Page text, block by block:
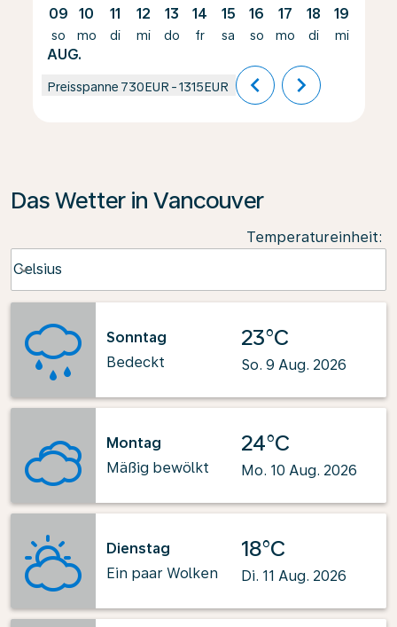
09
so
AUG.
10
mo
11
di
12
mi
13
do
14
fr
15
sa
16
so
17
mo
18
di
19
mi
Preisspanne 730EUR -1315EUR chevron_left chevron_right
Das Wetter in Vancouver
Temperatureinheit:
Celsius
keyboard_arrow_down
Sonntag
Bedeckt
23°C
So. 9 Aug. 2026
Montag
Mäßig bewölkt
24°C
Mo. 10 Aug. 2026
Dienstag
Ein paar Wolken
18°C
Di. 11 Aug. 2026